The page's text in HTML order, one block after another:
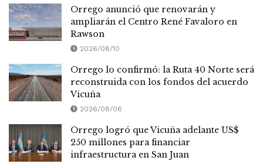
Orrego anunció que renovarán y
ampliarán el Centro René Favaloro en
Rawson
2026/08/10
Orrego lo confirmó: la Ruta 40 Norte será
reconstruida con los fondos del acuerdo
Vicuña
2026/08/06
Orrego logró que Vicuña adelante US$
250 millones para financiar
infraestructura en San Juan